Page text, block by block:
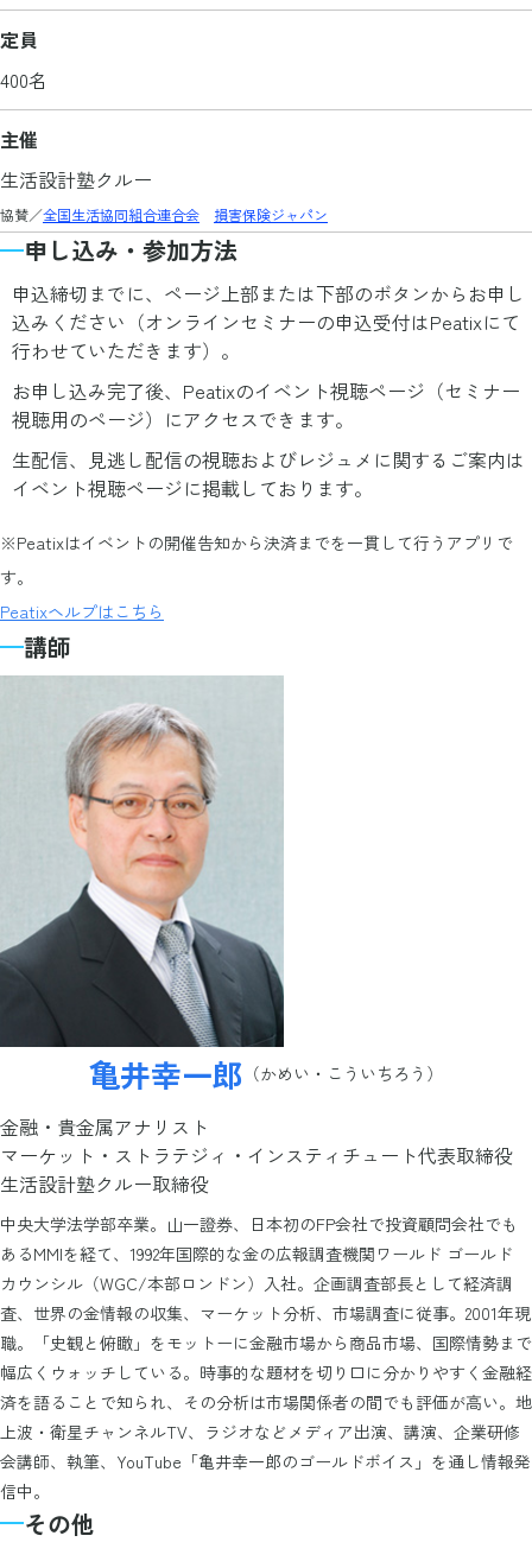
定員
400名
主催
生活設計塾クルー
協賛／全国生活協同組合連合会 損害保険ジャパン
申し込み・参加方法
申込締切までに、ページ上部または下部のボタンからお申し
込みください（オンラインセミナーの申込受付はPeatixにて
行わせていただきます）。
お申し込み完了後、Peatixのイベント視聴ページ（セミナー
視聴用のページ）にアクセスできます。
生配信、見逃し配信の視聴およびレジュメに関するご案内は
イベント視聴ページに掲載しております。
※Peatixはイベントの開催告知から決済までを一貫して行うアプリで
す。
Peatixヘルプはこちら
講師
亀井幸一郎 （かめい・こういちろう）
金融・貴金属アナリスト
マーケット・ストラテジィ・インスティチュート代表取締役
生活設計塾クルー取締役
中央大学法学部卒業。山一證券、日本初のFP会社で投資顧問会社でも
あるMMIを経て、1992年国際的な金の広報調査機関ワールド ゴールド
カウンシル（WGC/本部ロンドン）入社。企画調査部長として経済調
査、世界の金情報の収集、マーケット分析、市場調査に従事。2001年現
職。「史観と俯瞰」をモットーに金融市場から商品市場、国際情勢まで
幅広くウォッチしている。時事的な題材を切り口に分かりやすく金融経
済を語ることで知られ、その分析は市場関係者の間でも評価が高い。地
上波・衛星チャンネルTV、ラジオなどメディア出演、講演、企業研修
会講師、執筆、YouTube「亀井幸一郎のゴールドボイス」を通し情報発
信中。
その他